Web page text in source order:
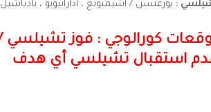
: يورغنسن / أشيمبونغ ، أدارابيويو ،
استقبال تشيلسي أي هدف